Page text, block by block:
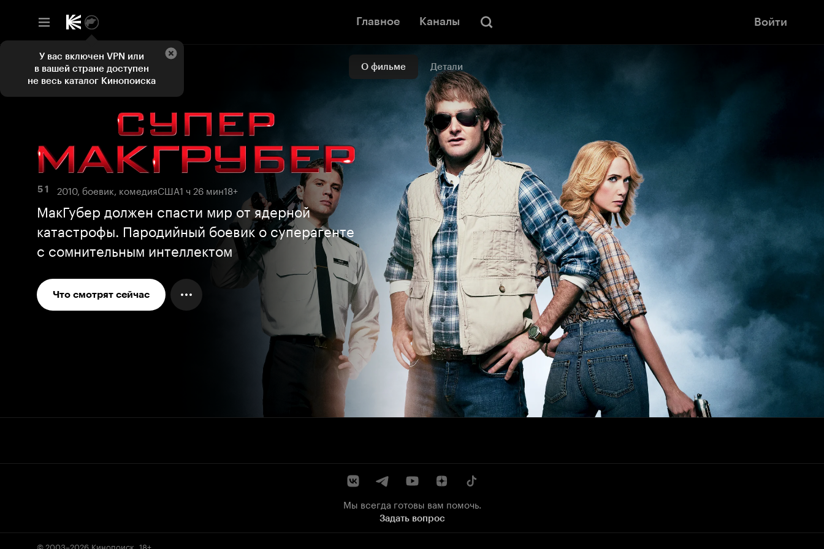
Главное Каналы Войти
О фильме Детали
5 1 2010, боевик, комедияСША1 ч 26 мин18+
МакГубер должен спасти мир от ядерной
катастрофы. Пародийный боевик о суперагенте
с сомнительным интеллектом
Что смотрят сейчас
Мы всегда готовы вам помочь.
Задать вопрос
© 2003–2026 Кинопоиск 18+
У вас включен VPN или
в вашей стране доступен
не весь каталог Кинопоиска